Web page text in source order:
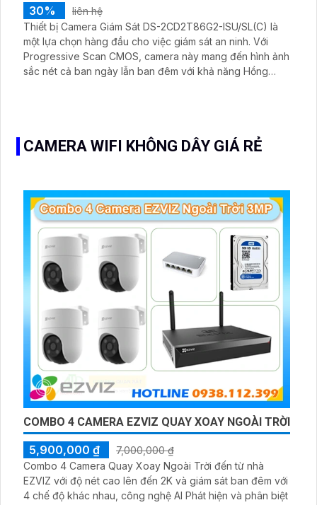
30%
liên hệ
Thiết bị Camera Giám Sát DS-2CD2T86G2-ISU/SL(C) là
một lựa chọn hàng đầu cho việc giám sát an ninh. Với
Progressive Scan CMOS, camera này mang đến hình ảnh
sắc nét cả ban ngày lẫn ban đêm với khả năng Hồng
CAMERA WIFI KHÔNG DÂY GIÁ RẺ
COMBO 4 CAMERA EZVIZ QUAY XOAY NGOÀI TRỜI
5,900,000 ₫
7,000,000 ₫
Combo 4 Camera Quay Xoay Ngoài Trời đến từ nhà
EZVIZ với độ nét cao lên đến 2K và giám sát ban đêm với
4 chế độ khác nhau, công nghệ AI Phát hiện và phân biệt